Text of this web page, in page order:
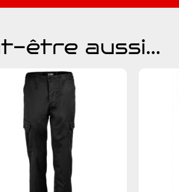
être aussi…